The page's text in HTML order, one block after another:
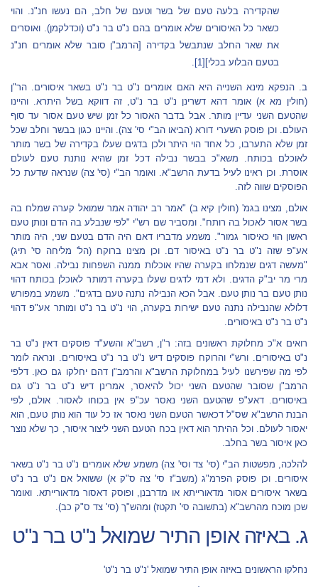
שהקדירה בלעה טעם של בשר וטעם של חלב, הם נעשו חנ"נ. והוי
כשאר כל האיסורים שלא אומרים בהם נ"ט בר נ"ט (וכדלקמן). ואוסרים
את שאר החלב שנתבשל בקדירה [הרמב"ן סובר שלא אומרים חנ"נ
בטעם הבלוע בכלי] [1]
.
ב. הנפקא מינא השנייה היא האם אומרים נ"ט בר נ"ט בשאר איסורים. הר"ן
(חולין מא א) אומר דהא דשרינן נ"ט בר נ"ט, זה דווקא בשל היתרא. והיינו
שהטעם השני עדיין מותר. אבל בדבר האסור כל זמן שיש טעם אסור עד סוף
העולם. וכן פוסק השערי דורא (הביאו הב"י סי' צה). והיינו כגון בבשר וחלב שכל
זמן שלא התערבו, כל אחד הוי היתר ולכן בדגים שעלו בקדירה של בשר מותר
לאוכלם בכותח. משא"כ בבשר נבילה דכל זמן שהיא נותנת טעם לעולם
אוסרת. וכן ראינו לעיל בדעת הרשב"א. ואומר הב"י (סי' צה) שנראה שדעת כל
הפוסקים שווה לזה.
אולם, מצינו בגמ' (חולין קיא ב) "אמר רב יהודה אמר שמואל קערה שמלח בה
בשר אסור לאכול בה רותח". ומסביר שם רש"י "לפי שנבלע בה הדם ונותן טעם
ראשון הוי כאיסור גמור". משמע מדבריו דאם היה הדם בטעם שני, היה מותר
אע"פ שזה נ"ט בר נ"ט באיסור דם. וכן מצינו ברוקח (הל' מליחה סי' תיג)
"מעשה דגים שנמלחו בקערה שהיו אוכלות ממנה השפחות נבילה. ואסר אבא
מרי מר יב"ק הדגים. ולא דמי לדגים שעלו בקערה דמותר לאוכלן בכותח דהוי
נותן טעם בר נותן טעם. אבל הכא הנבילה נתנה טעם בדגים". משמע במפורש
דלולא שהנבילה נתנה טעם ישירות בקערה, הוי נ"ט בר נ"ט ומותר אע"פ דהוי
נ"ט בר נ"ט באיסורים.
רואים א"כ מחלוקת ראשונים בזה: ר"ן, רשב"א והשע"ד פוסקים דאין נ"ט בר
נ"ט באיסורים. ורש"י והרוקח פוסקים דיש נ"ט בר נ"ט באיסורים. ונראה לומר
לפי מה שפירשנו לעיל במחלוקת הרשב"א והרמב"ן דהם יחלקו גם כאן. דלפי
הרמב"ן שסובר שהטעם השני יכול להיאסר, אמרינן דיש נ"ט בר נ"ט גם
באיסורים. דאע"פ שהטעם השני נאסר עכ"פ אין בכוחו לאסור. אולם, לפי
הבנת הרשב"א שס"ל דכאשר הטעם השני נאסר אז כל עוד הוא נותן טעם, הוא
יאסור לעולם. וכל ההיתר הוא דאין בכח הטעם השני ליצור איסור, כך שלא נוצר
כאן איסור בשר בחלב.
להלכה, מפשטות הב"י (סי' צד וסי' צה) משמע שלא אומרים נ"ט בר נ"ט בשאר
איסורים. וכן פוסק הפרמ"ג (משב"ז סי' צה ס"ק א) ששואל אם נ"ט בר נ"ט
בשאר איסורים אסור מדאורייתא או מדרבנן, ופוסק דאסור מדאורייתא. ואומר
שכן מוכח מהרשב"א (בתשובה סי' תקטז) ומהש"ך (סי' צד ס"ק כב).
ג. באיזה אופן התיר שמואל נ"ט בר נ"ט
נחלקו הראשונים באיזה אופן התיר שמואל 'נ"ט בר נ"ט'